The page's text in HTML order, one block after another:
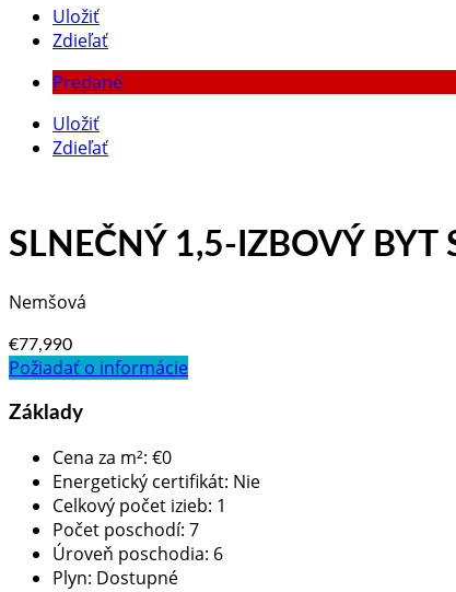
Uložiť
Zdieľať
Predané
Uložiť
Zdieľať
SLNEČNÝ 1,5-IZBOVÝ BYT
Nemšová
€77,990
Požiadať o informácie
Základy
Cena za m²: €0
Energetický certifikát: Nie
Celkový počet izieb: 1
Počet poschodí: 7
Úroveň poschodia: 6
Plyn: Dostupné